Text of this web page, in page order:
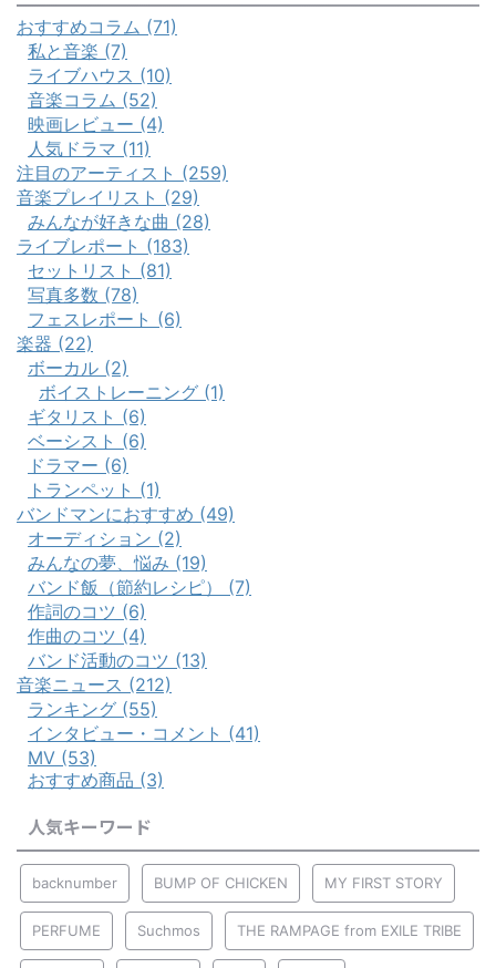
おすすめコラム (71)
私と音楽 (7)
ライブハウス (10)
音楽コラム (52)
映画レビュー (4)
人気ドラマ (11)
注目のアーティスト (259)
音楽プレイリスト (29)
みんなが好きな曲 (28)
ライブレポート (183)
セットリスト (81)
写真多数 (78)
フェスレポート (6)
楽器 (22)
ボーカル (2)
ボイストレーニング (1)
ギタリスト (6)
ベーシスト (6)
ドラマー (6)
トランペット (1)
バンドマンにおすすめ (49)
オーディション (2)
みんなの夢、悩み (19)
バンド飯（節約レシピ） (7)
作詞のコツ (6)
作曲のコツ (4)
バンド活動のコツ (13)
音楽ニュース (212)
ランキング (55)
インタビュー・コメント (41)
MV (53)
おすすめ商品 (3)
人気キーワード
backnumber BUMP OF CHICKEN MY FIRST STORY
PERFUME Suchmos THE RAMPAGE from EXILE TRIBE